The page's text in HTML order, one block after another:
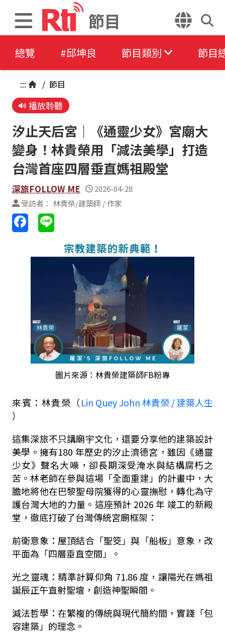
節目
總覽 #邱坤良 節目類別 節目
::: / 節目
播放聆聽
汐止天后宮｜《通靈少女》宮廟大
變身！林貴榮用「減法美學」打造
台灣首座四層垂直媽祖殿堂
深旅FOLLOW ME
2026-04-28
受訪者： 林貴榮/建築師 / 作家
圖片來源：林貴榮建築師FB粉專
來賓：林貴榮（Lin Quey John 林貴榮 / 建築人生
）
這集深旅不只講廟宇文化，還要分享他的建築設計
美學。擁有180 年歷史的汐止濟德宮，雖因《通靈
少女》聲名大噪，卻長期深受淹水與結構腐朽之
苦。林老師在參與這場「全面重建」的計畫中，大
膽地將他在巴黎聖母院獲得的心靈撫慰，轉化為守
護台灣大地的力量。這座預計 2026 年 竣工的新殿
堂，徹底打破了台灣傳統宮廟框架：
前衛意象：屋頂結合「聖筊」與「船板」意象，改
平面為「四層垂直空間」。
光之靈魂：精準計算仰角 71.86 度，讓陽光在媽祖
誕辰正午直射聖壇，創造神聖瞬間。
減法哲學：在繁複的傳統與現代簡約間，實踐「包
容建築」的理念。